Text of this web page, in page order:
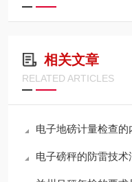
相关文章
RELATED ARTICLES
电子地磅计量检查的
电子磅秤的防雷技术